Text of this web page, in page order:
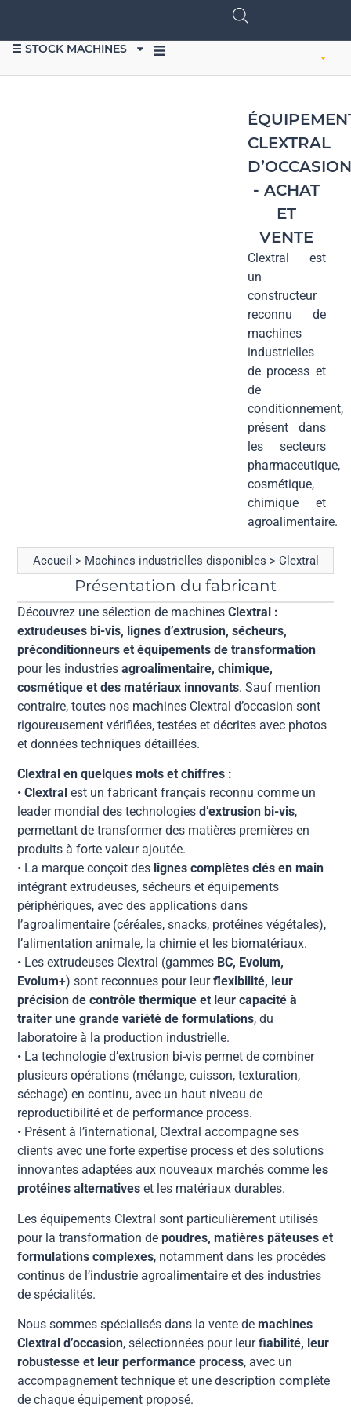
☰ STOCK MACHINES
CLEXTRAL
- ACHAT
ET
VENTE
Clextral est
un
constructeur
reconnu de
machines
industrielles
de process et
de
conditionnement,
présent dans
les secteurs
pharmaceutique,
cosmétique,
chimique et
agroalimentaire.
Accueil > Machines industrielles disponibles > Clextral
Présentation du fabricant
Découvrez une sélection de machines Clextral :
extrudeuses bi-vis, lignes d’extrusion, sécheurs,
préconditionneurs et équipements de transformation
pour les industriesagroalimentaire, chimique,
cosmétique et des matériaux innovants. Sauf mention
contraire, toutes nos machines Clextral d’occasion sont
rigoureusement vérifiées, testées et décrites avec photos
et données techniques détaillées.
Clextral en quelques mots et chiffres :
•Clextral est un fabricant français reconnu comme un
leader mondial des technologiesd’extrusion bi-vis,
permettant de transformer des matières premières en
produits à forte valeur ajoutée.
• La marque conçoit des lignes complètes clés en main
intégrant extrudeuses, sécheurs et équipements
périphériques, avec des applications dans
l’agroalimentaire (céréales, snacks, protéines végétales),
l’alimentation animale, la chimie et les biomatériaux.
• Les extrudeuses Clextral (gammes BC, Evolum,
Evolum+) sont reconnues pour leurflexibilité, leur
précision de contrôle thermique et leur capacité à
traiter une grande variété de formulations, du
laboratoire à la production industrielle.
• La technologie d’extrusion bi-vis permet de combiner
plusieurs opérations (mélange, cuisson, texturation,
séchage) en continu, avec un haut niveau de
reproductibilité et de performance process.
• Présent à l’international, Clextral accompagne ses
clients avec une forte expertise process et des solutions
innovantes adaptées aux nouveaux marchés comme les
protéines alternatives et les matériaux durables.
Les équipements Clextral sont particulièrement utilisés
pour la transformation depoudres, matières pâteuses et
formulations complexes, notamment dans les procédés
continus de l’industrie agroalimentaire et des industries
de spécialités.
Nous sommes spécialisés dans la vente demachines
Clextral d’occasion, sélectionnées pour leurfiabilité, leur
robustesse et leur performance process, avec un
accompagnement technique et une description complète
de chaque équipement proposé.